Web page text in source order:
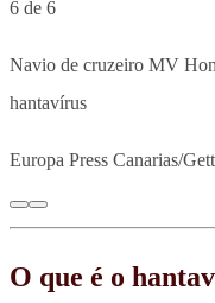
6 de 6
Navio de cruzeiro MV
hantavírus
Europa Press Canarias/
O que é o